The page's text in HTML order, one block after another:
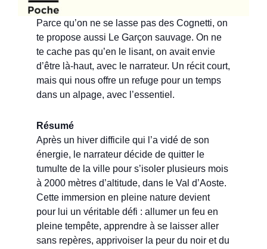
Parce qu’on ne se lasse pas des Cognetti, on
te propose aussi Le Garçon sauvage. On ne
te cache pas qu’en le lisant, on avait envie
d’être là-haut, avec le narrateur. Un récit court,
mais qui nous offre un refuge pour un temps
dans un alpage, avec l’essentiel.
Résumé
Après un hiver difficile qui l’a vidé de son
énergie, le narrateur décide de quitter le
tumulte de la ville pour s’isoler plusieurs mois
à 2000 mètres d’altitude, dans le Val d’Aoste.
Cette immersion en pleine nature devient
pour lui un véritable défi : allumer un feu en
pleine tempête, apprendre à se laisser aller
sans repères, apprivoiser la peur du noir et du